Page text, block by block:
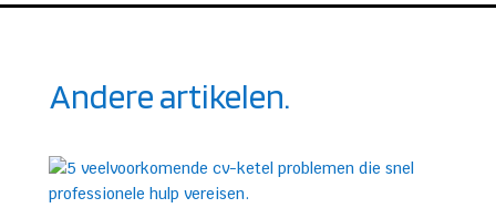
Andere artikelen.